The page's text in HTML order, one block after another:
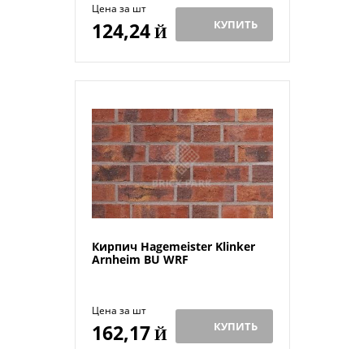
Цена за шт
124,24Й КУПИТЬ
Кирпич Hagemeister Klinker
Arnheim BU WRF
Цена за шт
162,17Й КУПИТЬ